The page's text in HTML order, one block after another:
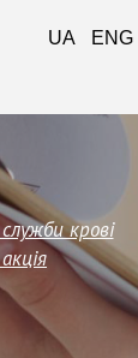
крові
UA ENG